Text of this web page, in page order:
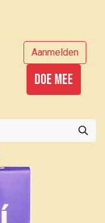
Aanmelden
Doe mee